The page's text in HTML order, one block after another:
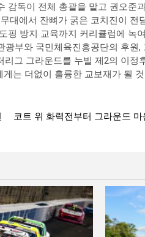
독이 전체 총괄을 맡고 권오준
대에서 잔뼈가 굵은 코치진이 전
방지 교육까지 커리큘럼에 녹
부와 국민체육진흥공단의 후원,
그 그라운드를 누빌 제2의 이정
는 더없이 훌륭한 교보재가 될
코트 위 화력전부터 그라운드